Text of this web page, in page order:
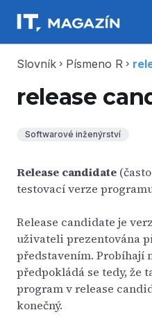
Slovník chevron_right Písmeno R chevron_right
release
Softwarové inženýrství
Release candidate
testovací verze
Release candidate je
uživateli prezentována
představením. Probíhají
předpokládá se tedy, že
program v release
konečný.